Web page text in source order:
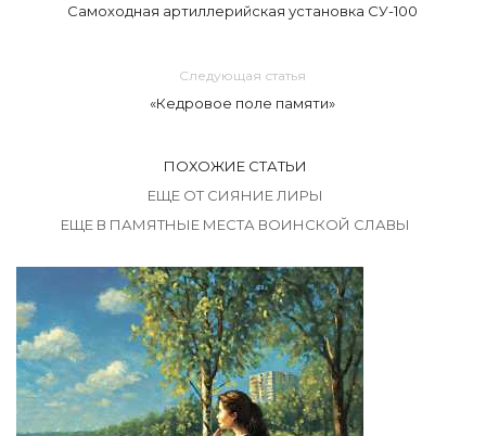
Самоходная артиллерийская установка СУ-100
Следующая статья
«Кедровое поле памяти»
ПОХОЖИЕ СТАТЬИ
ЕЩЕ ОТ СИЯНИЕ ЛИРЫ
ЕЩЕ В ПАМЯТНЫЕ МЕСТА ВОИНСКОЙ СЛАВЫ